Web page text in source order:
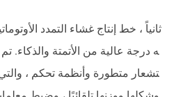
ثانياً ، خط إنتاج غشاء التمدد
ه درجة عالية من الأتمتة والذكاء.
تشعار متطورة وأنظمة تحكم ،